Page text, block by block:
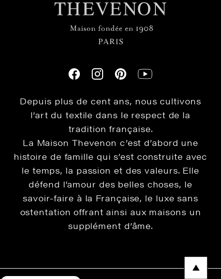
Depuis plus de cent ans, nous cultivons
l’art du textile dans le respect de la
tradition française.
La Maison Thevenon c’est d’abord une
histoire de famille qui s’est construite avec
le temps, la passion et des valeurs. Elle
défend l’amour des belles choses, le
savoir-faire à la Française, le luxe sans
ostentation offrant ainsi aux maisons un
supplément d’âme.